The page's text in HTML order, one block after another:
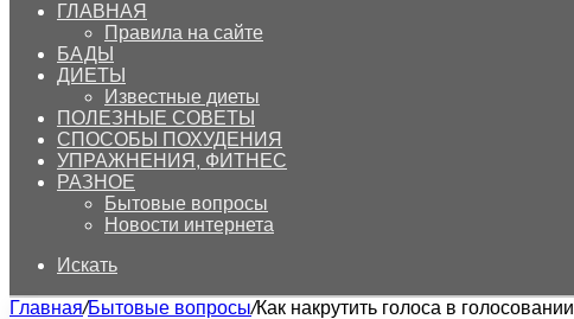
ГЛАВНАЯ
Правила на сайте
БАДЫ
ДИЕТЫ
Известные диеты
ПОЛЕЗНЫЕ СОВЕТЫ
СПОСОБЫ ПОХУДЕНИЯ
УПРАЖНЕНИЯ, ФИТНЕС
РАЗНОЕ
Бытовые вопросы
Новости интернета
Искать
Главная/Бытовые вопросы/Как накрутить голоса в голосовании